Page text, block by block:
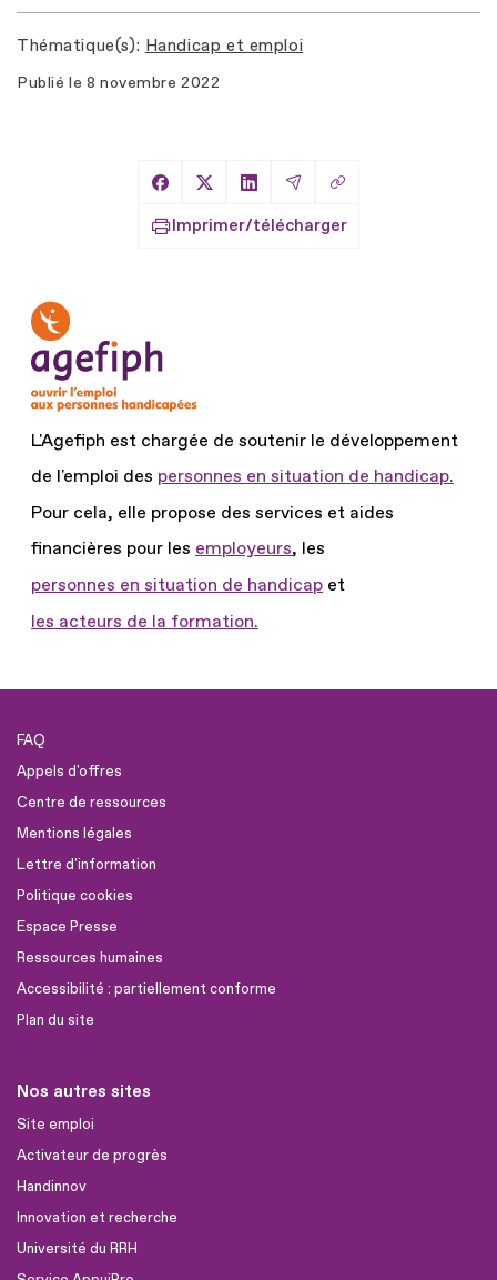
Thématique(s) Handicap et emploi
Publié le 8 novembre 2022
Partager sur Facebook
Partager sur X
Partager sur LinkedIn
Partager par Email
Copier le lien
Imprimer/télécharger
L'Agefiph est chargée de soutenir le développement
de l'emploi des personnes en situation de handicap.
Pour cela, elle propose des services et aides
financières pour les employeurs, les
personnes en situation de handicap et
les acteurs de la formation.
FAQ
Appels d'offres
Centre de ressources
Mentions légales
Lettre d'information
Politique cookies
Espace Presse
Ressources humaines
Accessibilité : partiellement conforme
Plan du site
Nos autres sites
Site emploi
Activateur de progrès
Handinnov
Innovation et recherche
Université du RRH